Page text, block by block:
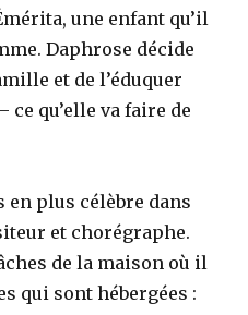
une enfant qu’il
Daphrose décide
et de l’éduquer
qu’elle va faire de
en plus célèbre dans
et chorégraphe.
de la maison où il
qui sont hébergées :